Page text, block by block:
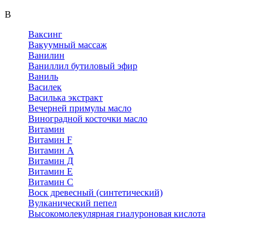
В
Ваксинг
Вакуумный массаж
Ванилин
Ваниллил бутиловый эфир
Ваниль
Василек
Василька экстракт
Вечерней примулы масло
Виноградной косточки масло
Витамин
Витамин F
Витамин А
Витамин Д
Витамин Е
Витамин С
Воск древесный (синтетический)
Вулканический пепел
Высокомолекулярная гиалуроновая кислота